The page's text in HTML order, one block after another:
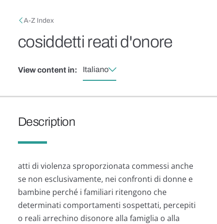
Breadcrumb
A-Z Index
cosiddetti reati d'onore
View content in: Italiano
Description
atti di violenza sproporzionata commessi anche
se non esclusivamente, nei confronti di donne e
bambine perché i familiari ritengono che
determinati comportamenti sospettati, percepiti
o reali arrechino disonore alla famiglia o alla